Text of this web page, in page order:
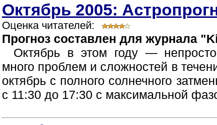
Октябрь 2005:
Оценка читателей:
Прогноз составлен для журнала
Октябрь в этом году —
много проблем и сложностей в
октябрь с полного солнечного
с 11:30 до 17:30 с максимальной